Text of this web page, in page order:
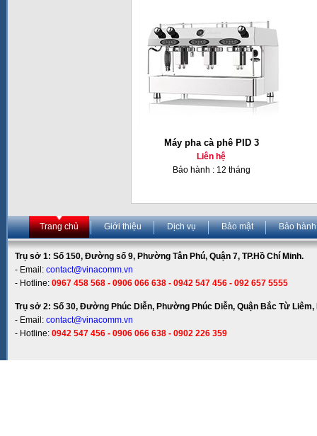
Máy pha cà phê PID 3
Liên hệ
Bảo hành : 12 tháng
Trang chủ Giới thiệu Dịch vụ Bảo mật Bảo hành
Trụ sở 1: Số 150, Đường số 9, Phường Tân Phú, Quận 7, TP.Hồ Chí Minh.
- Email: contact@vinacomm.vn
- Hotline: 0967 458 568 - 0906 066 638 - 0942 547 456 - 092 657 5555
Trụ sở 2: Số 30, Đường Phúc Diễn, Phường Phúc Diễn, Quận Bắc Từ Liêm,
- Email: contact@vinacomm.vn
- Hotline: 0942 547 456 - 0906 066 638 - 0902 226 359